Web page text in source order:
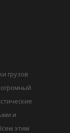
грузов
огромный
и
этим